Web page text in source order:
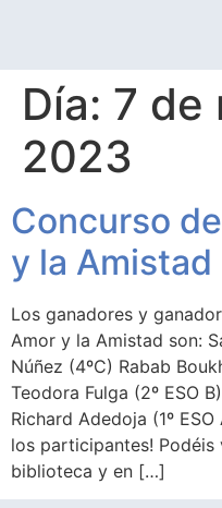
Día: 7 de
2023
Concurso
y la Amistad
Los ganadores y
Amor y la Amistad son:
Núñez (4ºC) Rabab
Teodora Fulga (2º ESO
Richard Adedoja (1º
los participantes!
biblioteca y en […]